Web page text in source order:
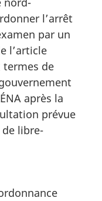
l’arrêt
par un
l’article
termes de
après la
prévue
de libre-